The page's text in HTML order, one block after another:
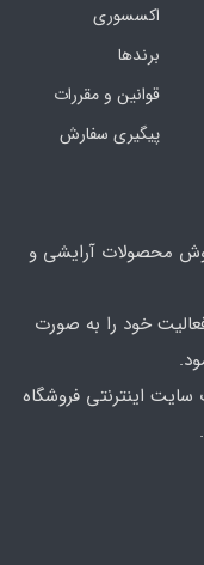
اکسسوری
برندها
قوانین و مقررات
پیگیری سفارش
محصولات آرایشی و
خود را به صورت
اینترنتی فروشگاه